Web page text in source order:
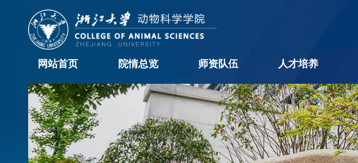
网站首页 院情总览
学院概况
历任领导
现任领导
机构设置
学院黄页
科室职责
办事流程
院长信箱
师资队伍
教职工名录
学科队伍
博士后
访问学者
人才培养
本科生教育
研究生教育
学生工作
教学相长
创新创业